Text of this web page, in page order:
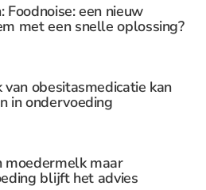
Foodnoise: een nieuw
met een snelle oplossing?
van obesitasmedicatie kan
in ondervoeding
moedermelk maar
blijft het advies